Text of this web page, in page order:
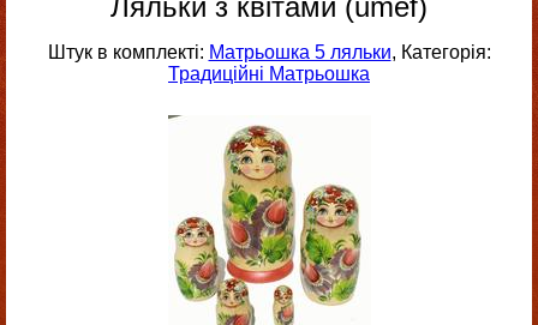
Ляльки з квітами (umef)
Штук в комплекті: Матрьошка 5 ляльки, Категорія:
Традиційні Матрьошка